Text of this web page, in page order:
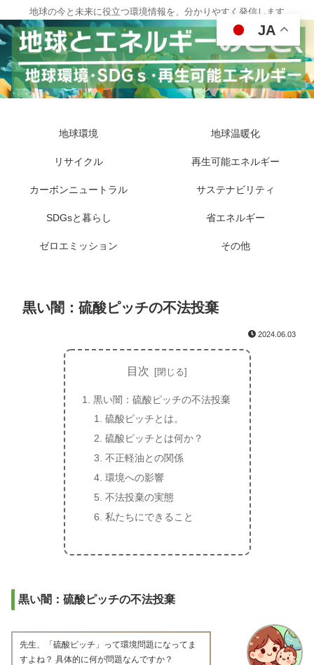
地球の今と未来に役立つ環境情報を、分かりやすく発信します
地球環境 地球温暖化
リサイクル 再生可能エネルギー
カーボンニュートラル サステナビリティ
SDGsと暮らし 省エネルギー
ゼロエミッション その他
黒い闇：硫酸ピッチの不法投棄
2024.06.03
目次
黒い闇：硫酸ピッチの不法投棄
硫酸ピッチとは。
硫酸ピッチとは何か？
不正軽油との関係
環境への影響
不法投棄の実態
私たちにできること
黒い闇：硫酸ピッチの不法投棄
先生、「硫酸ピッチ」って環境問題になってま
すよね？ 具体的に何が問題なんですか？
JA